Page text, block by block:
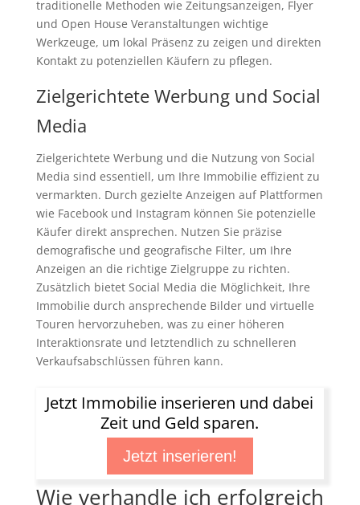
traditionelle Methoden wie Zeitungsanzeigen, Flyer
und Open House Veranstaltungen wichtige
Werkzeuge, um lokal Präsenz zu zeigen und direkten
Kontakt zu potenziellen Käufern zu pflegen.
Zielgerichtete Werbung und Social
Media
Zielgerichtete Werbung und die Nutzung von Social
Media sind essentiell, um Ihre Immobilie effizient zu
vermarkten. Durch gezielte Anzeigen auf Plattformen
wie Facebook und Instagram können Sie potenzielle
Käufer direkt ansprechen. Nutzen Sie präzise
demografische und geografische Filter, um Ihre
Anzeigen an die richtige Zielgruppe zu richten.
Zusätzlich bietet Social Media die Möglichkeit, Ihre
Immobilie durch ansprechende Bilder und virtuelle
Touren hervorzuheben, was zu einer höheren
Interaktionsrate und letztendlich zu schnelleren
Verkaufsabschlüssen führen kann.
Jetzt Immobilie inserieren und dabei
Zeit und Geld sparen.
Jetzt inserieren!
Wie verhandle ich erfolgreich